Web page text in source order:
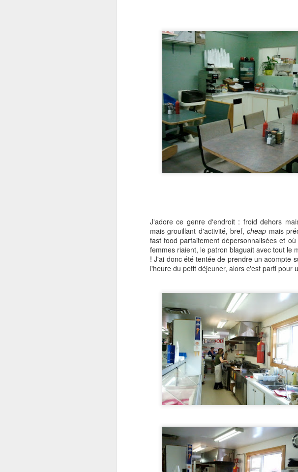
J'adore ce genre d'endroit : froid dehors
mais grouillant d'activité, bref,cheap mais
fast food parfaitement dépersonnalisées et
femmes riaient, le patron blaguait avec tout le
! J'ai donc été tentée de prendre un acompte
l'heure du petit déjeuner, alors c'est parti pour